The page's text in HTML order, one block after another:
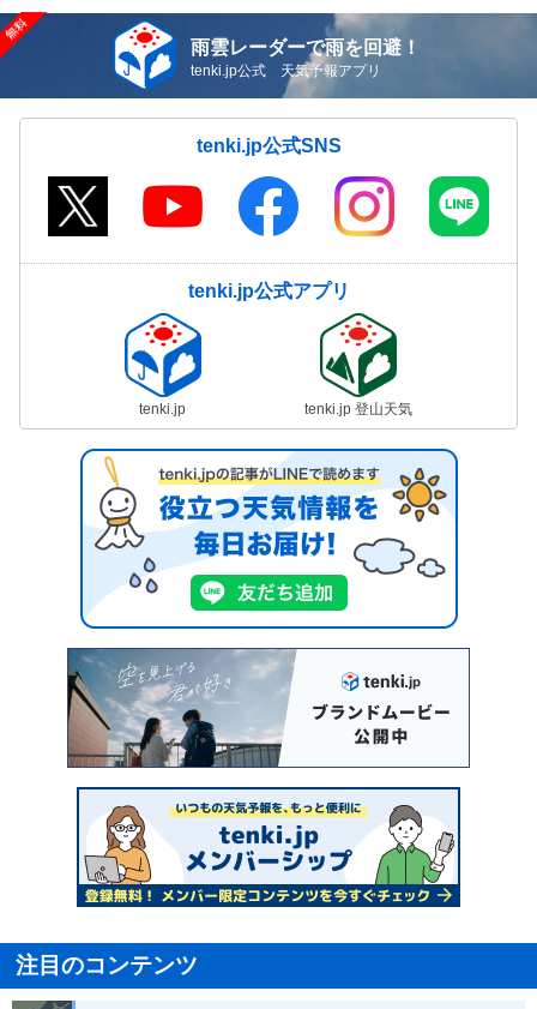
雨雲レーダーで雨を回避！
tenki.jp公式 天気予報アプリ
tenki.jp公式SNS
tenki.jp公式アプリ
tenki.jp tenki.jp 登山天気
注目のコンテンツ